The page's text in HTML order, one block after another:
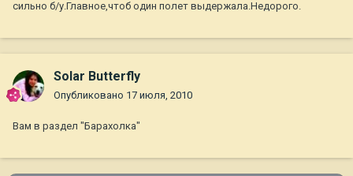
сильно б/у.Главное,чтоб один полет выдержала.Недорого.
Solar Butterfly
Опубликовано 17 июля, 2010
Вам в раздел "Барахолка"